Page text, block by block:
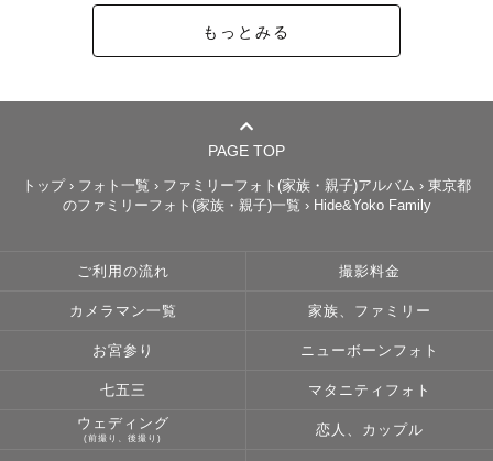
もっとみる
PAGE TOP
トップ › フォト一覧 › ファミリーフォト(家族・親子)アルバム › 東京都
のファミリーフォト(家族・親子)一覧 › Hide&Yoko Family
ご利用の流れ 撮影料金
カメラマン一覧 家族、ファミリー
お宮参り ニューボーンフォト
七五三 マタニティフォト
ウェディング
(前撮り、後撮り)
恋人、カップル